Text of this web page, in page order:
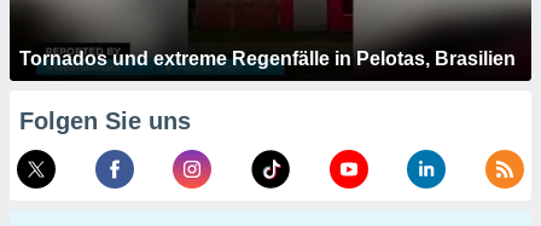
Tornados und extreme Regenfälle in Pelotas, Brasilien
Folgen Sie uns